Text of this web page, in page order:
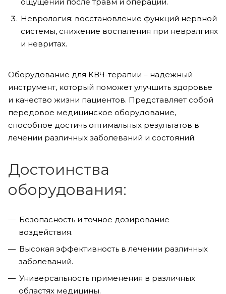
ощущений после травм и операций.
Неврология: восстановление функций нервной
системы, снижение воспаления при невралгиях
и невритах.
Оборудование для КВЧ-терапии – надежный
инструмент, который поможет улучшить здоровье
и качество жизни пациентов. Представляет собой
передовое медицинское оборудование,
способное достичь оптимальных результатов в
лечении различных заболеваний и состояний.
Достоинства
оборудования:
Безопасность и точное дозирование
воздействия.
Высокая эффективность в лечении различных
заболеваний.
Универсальность применения в различных
областях медицины.